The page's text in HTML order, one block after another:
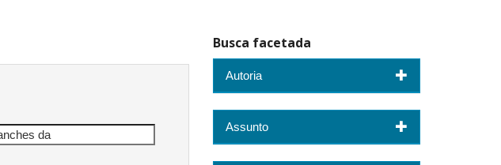
Busca facetada
Autoria
Assunto